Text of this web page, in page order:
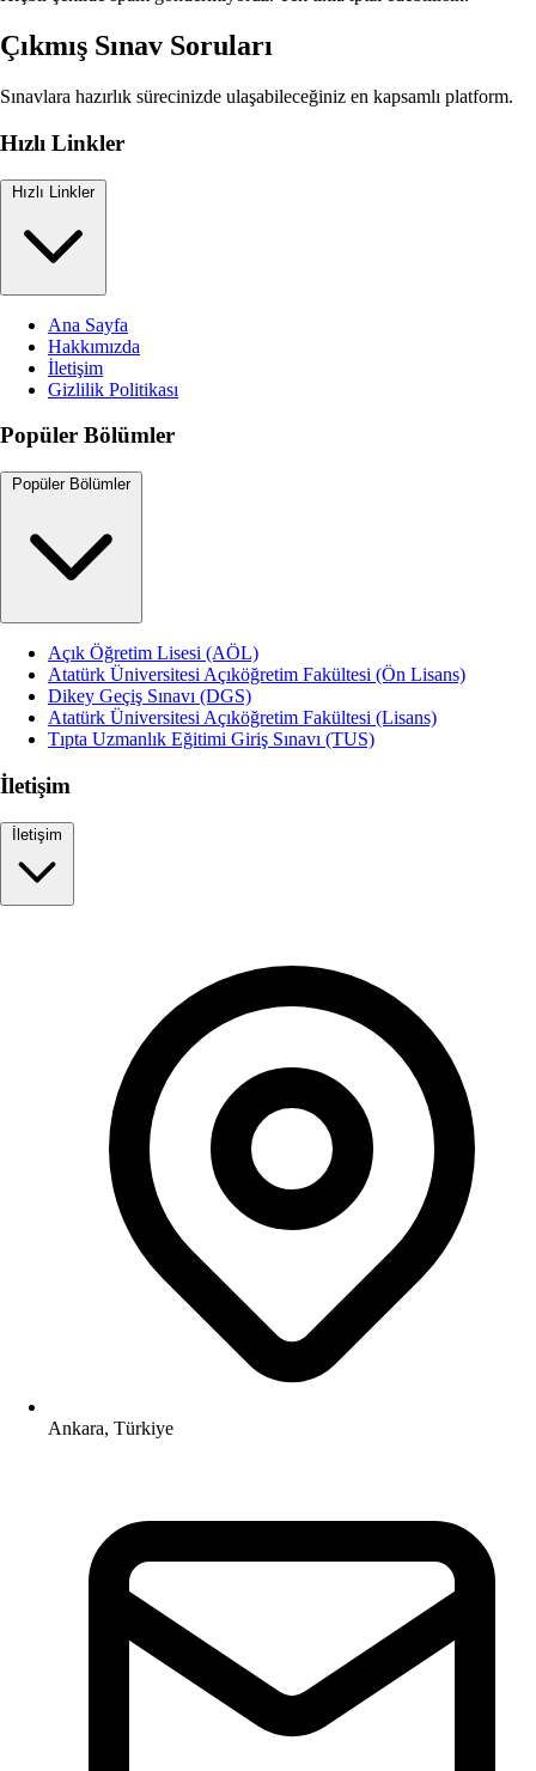
Çıkmış Sınav Soruları
Sınavlara hazırlık sürecinizde ulaşabileceğiniz en kapsamlı platform.
Hızlı Linkler
Hızlı Linkler
Ana Sayfa
Hakkımızda
İletişim
Gizlilik Politikası
Popüler Bölümler
Popüler Bölümler
Açık Öğretim Lisesi (AÖL)
Atatürk Üniversitesi Açıköğretim Fakültesi (Ön Lisans)
Dikey Geçiş Sınavı (DGS)
Atatürk Üniversitesi Açıköğretim Fakültesi (Lisans)
Tıpta Uzmanlık Eğitimi Giriş Sınavı (TUS)
İletişim
İletişim
Ankara, Türkiye